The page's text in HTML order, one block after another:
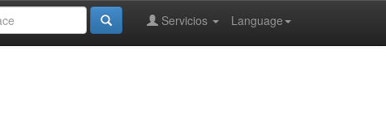
Language
Servicios